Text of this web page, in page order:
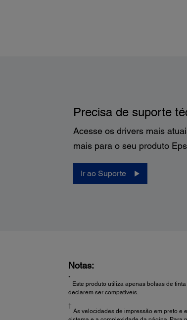
Precisa de suporte
Acesse os drivers mais
mais para o seu produto
Ir ao Suporte
Notas:
*
Este produto utiliza apenas bolsas de
declarem ser compatíveis.
†
As velocidades de impressão em preto e